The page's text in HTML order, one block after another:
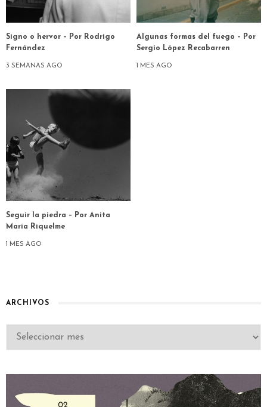
Signo o hervor – Por Rodrigo
Fernández
3 SEMANAS AGO
Algunas formas del fuego – Por
Sergio López Recabarren
1 MES AGO
Seguir la piedra – Por Anita
María Riquelme
1 MES AGO
ARCHIVOS